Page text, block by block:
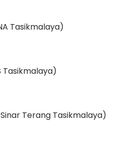
Tasikmalaya)
Tasikmalaya)
Terang Tasikmalaya)